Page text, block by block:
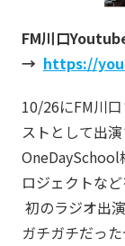
FM川口
→ https://
10/26にFM川
ストとして出
OneDaySchool
ロジェクトな
初のラジオ出
ガチガチだっ